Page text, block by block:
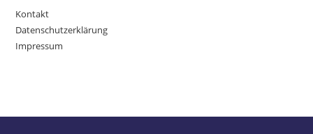
Kontakt
Datenschutzerklärung
Impressum